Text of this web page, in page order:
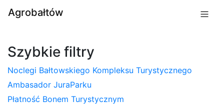
Agrobałtów
Szybkie filtry
Noclegi Bałtowskiego Kompleksu Turystycznego
Ambasador JuraParku
Płatność Bonem Turystycznym